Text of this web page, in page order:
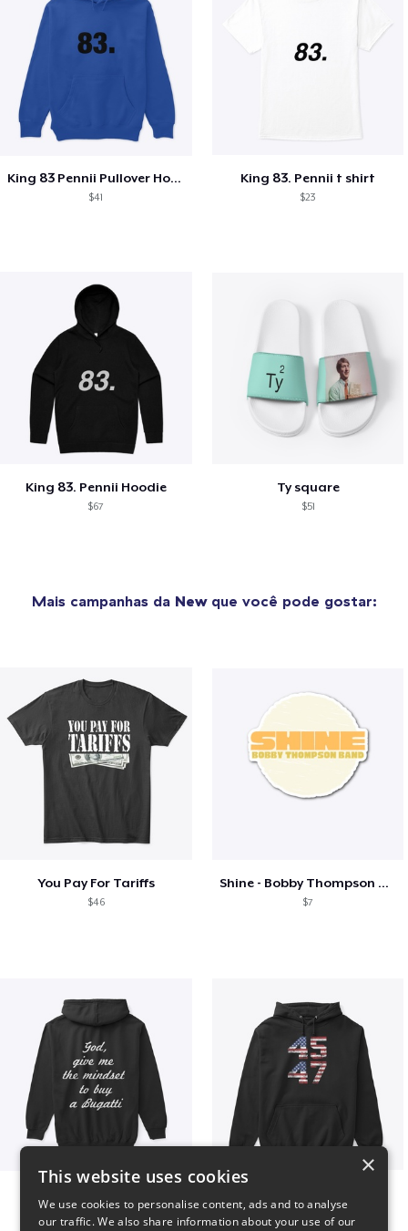
King 83 Pennii Pullover Hoodie
$41
King 83. Pennii t shirt
$23
King 83. Pennii Hoodie
$67
Ty square
$51
Mais campanhas da Newque você pode gostar:
You Pay For Tariffs
$46
Shine - Bobby Thompson Band Merch
$7
$51 $40
×
This website uses cookies
We use cookies to personalise content, ads and to analyse
our traffic. We also share information about your use of our